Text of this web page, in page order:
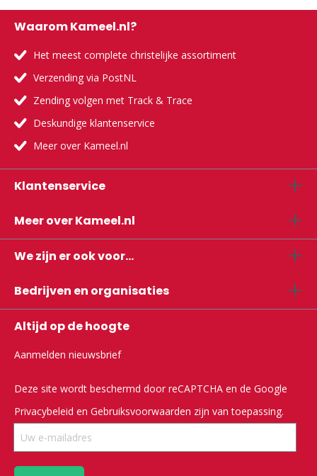
Waarom Kameel.nl?
Het meest complete christelijke assortiment
Verzending via PostNL
Zending volgen met Track & Trace
Deskundige klantenservice
Meer over Kameel.nl
Klantenservice
Meer over Kameel.nl
We zijn er ook voor...
Bedrijven en organisaties
Altijd op de hoogte
Aanmelden nieuwsbrief
Deze site wordt beschermd door reCAPTCHA en de Google
Privacybeleid en Gebruiksvoorwaarden zijn van toepassing.